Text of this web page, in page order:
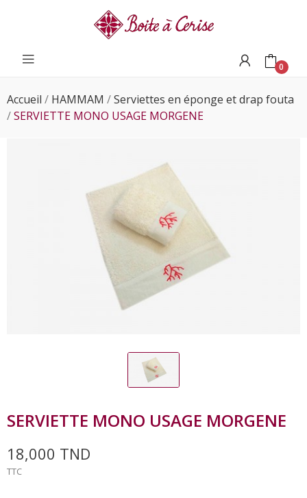
0
Accueil HAMMAM
Serviettes en éponge et drap fouta
SERVIETTE MONO USAGE MORGENE
SERVIETTE MONO USAGE MORGENE
18,000 TND
TTC